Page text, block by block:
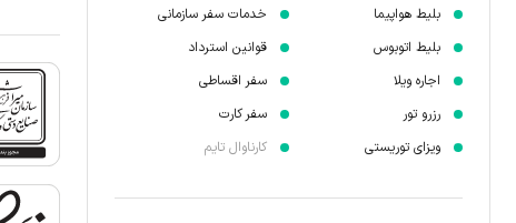
بلیط هواپیما
بلیط اتوبوس
اجاره ویلا
رزرو تور
ویزای توریستی
خدمات سفر سازمانی
قوانین استرداد
سفر اقساطی
سفر کارت
کارناوال تایم